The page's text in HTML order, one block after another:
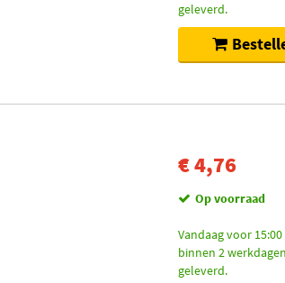
geleverd.
€ 4,76
Op voorraad
Vandaag voor
binnen 2
geleverd.